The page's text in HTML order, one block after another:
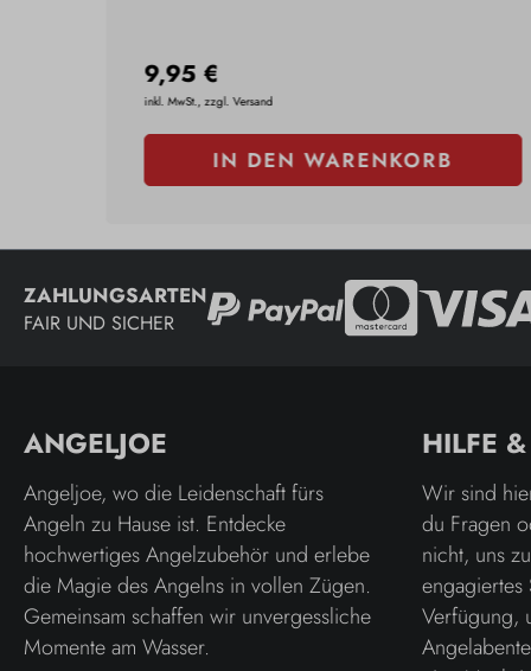
9,95 €
inkl. MwSt., zzgl. Versand
IN DEN WARENKORB
ZAHLUNGSARTEN
FAIR UND SICHER
ANGELJOE
Angeljoe, wo die Leidenschaft fürs
Angeln zu Hause ist. Entdecke
hochwertiges Angelzubehör und erlebe
die Magie des Angelns in vollen Zügen.
Gemeinsam schaffen wir unvergessliche
Momente am Wasser.
HILFE
Wir sind
du Fragen
nicht, uns
engagiertes
Verfügung,